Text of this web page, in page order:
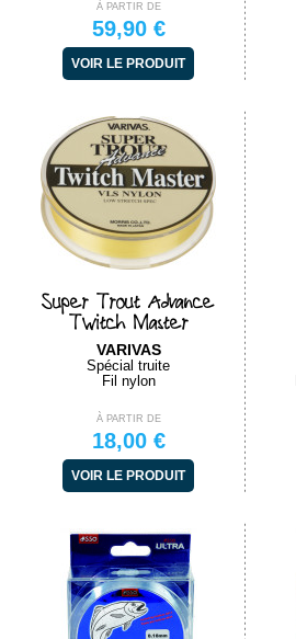
À PARTIR DE
59,90 €
VOIR LE PRODUIT
Super Trout Advance
Twitch Master
VARIVAS
Spécial truite
Fil nylon
À PARTIR DE
18,00 €
VOIR LE PRODUIT